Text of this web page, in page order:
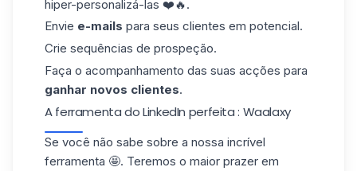
hiper-personalizá-las ❤️🔥.
Envie e-mails para seus clientes em potencial.
Crie sequências de prospeção.
Faça o acompanhamento das suas acções para
ganhar novos clientes.
A ferramenta do LinkedIn perfeita : Waalaxy
Se você não sabe sobre a nossa incrível
ferramenta 🤩. Teremos o maior prazer em